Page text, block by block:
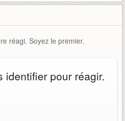
réagi. Soyez le premier.
identifier pour réagir.